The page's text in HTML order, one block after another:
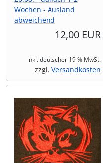
Wochen - Ausland
abweichend
12,00 EUR
inkl. deutscher 19 % MwSt.
zzgl. Versandkosten